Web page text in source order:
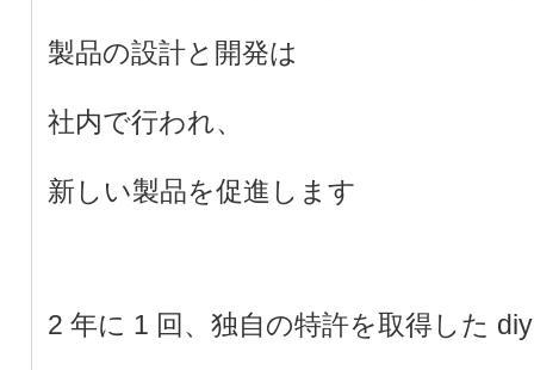
製品の設計と開発は
社内で行われ、
新しい製品を促進します
2 年に 1 回、独自の特許を取得した